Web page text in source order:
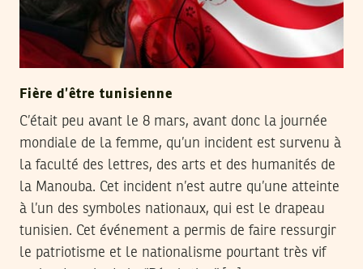
Fière d’être tunisienne
C’était peu avant le 8 mars, avant donc la journée
mondiale de la femme, qu’un incident est survenu à
la faculté des lettres, des arts et des humanités de
la Manouba. Cet incident n’est autre qu’une atteinte
à l’un des symboles nationaux, qui est le drapeau
tunisien. Cet événement a permis de faire ressurgir
le patriotisme et le nationalisme pourtant très vif